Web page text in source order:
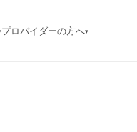
プロバイダーの方へ▾